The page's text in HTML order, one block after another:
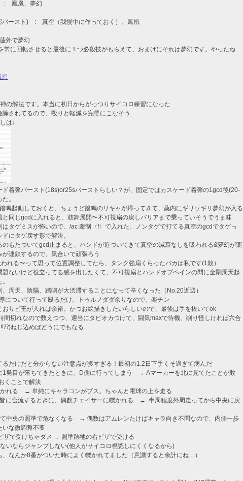
:　鳳凰、夢幻
バースト)　:　真空（我慢中に作っておく）、鳳凰
外で夢幻
常に回転させると最後に１つ必殺技がもらえて、おまけにそれは夢幻です。やったね
想
の解法です。本当に初日からがっつりサイコロ練習になった
除されてるので、殴りと軽減を完璧にこなそう
は↓
ド着弾バースト(18s)or25sバーストらしい？が、固定ではカスケード着弾の1gcd後(20-
。
起動しておくと、ちょうど踏鳴のリキャが帰ってきて、薬内にギリッギリ夢幻が入る
と同じgcdに入れると、鼓舞展開〜不可視扇の戻しバリアまで乗っていそうでうま味
はタゲミスが怖いので、/ac 牽制〈f〉で入れた。ノンタゲで打てる真空のgcdでタゲっ
にタゲ戻す形で解決。
もたついてgcd止まると、ハンドが近づいてきて真空の減衰なしを吸われる&夢幻が薬
連鎖するので、気合いで頑張ろう
われる〜って思って位置調整してたら、タンク強扇くらったバカは私です(1敗）
題ないけど役立ってる感を出したくて、不可視扇とハンドオブペインの間に金剛周天起
周天、陰陽、踏鳴が大渋滞することになって辛くなった（No.20近辺）
について行って殴るだけ。トゥルノダダ余りなので、楽チン
おりピ王が入れば余裕、かつお絵描きしたいらしいので、最後は手を抜いてok
間切れなので数えつつ、適当にタピオカつけて、闘気maxで待機。削り怪しければ六合
ねじ込めばどうにでもなる
るだけだと分からない注意点が多すぎる！最初の1.2日下手くそ過ぎて病んだ
1発目が落ちてきたときに、D側に行ってしまう　→ Aマーカーを北に見てたことが敗
くことで解決
れる　→ 単純にキャラコンがブス。ちゃんと電球の上を走る
に合流するときに、偶数チェイサーに轢かれる　→  半周程度外周走ってから中央に戻
中央の照準で危なくなる　→ 偶数はアムレンたけばキャラ向き不問なので、内側一歩
いな微調整不要
ザで受けちゃダメ → 照準跡地の右ピザで受ける
いならジャンプしない(他人がサイコロ視認しにくくなるから)
、なんか8番がついた時によく轢かれてました（意識すると余計にね…）